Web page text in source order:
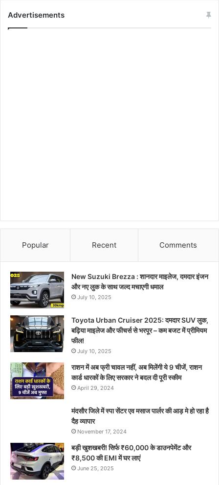
Advertisements
Popular Recent Comments
New Suzuki Brezza : शानदार माइलेज, दमदार इंजन
और नए लुक के साथ जल्द मचाएगी धमाल
July 10, 2025
Toyota Urban Cruiser 2025: दमदार SUV लुक,
बढ़िया माइलेज और फीचर्स से भरपूर – कम बजट में प्रीमियम
फील!
July 10, 2025
राशन में अब फ्री चावल नहीं, अब मिलेंगी ये 9 चीजें, राशन
कार्ड धारकों के लिए सरकार ने बदल दी पूरी स्कीम
April 29, 2024
मंदसौर जिले में स्पा सेंटर एव मसाज पार्लर की आड़ मे हो रहा है
दैह व्यापार
November 17, 2024
बड़ी खुशखबरी! सिर्फ ₹60,000 के डाउनपेमेंट और
₹8,500 की EMI में घर लाएं
June 25, 2025